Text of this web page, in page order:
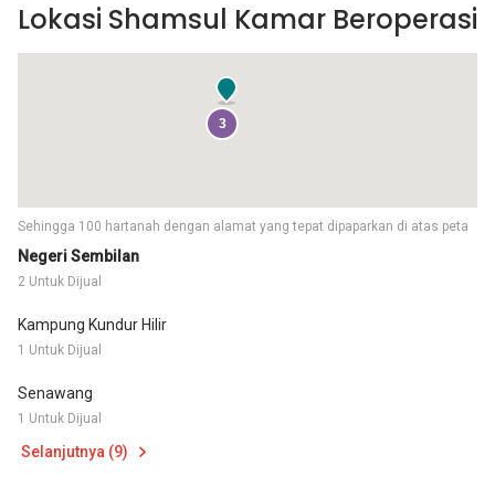
Negeri Sembilan
2 Untuk Dijual
Kampung Kundur Hilir
1 Untuk Dijual
Senawang
1 Untuk Dijual
Selanjutnya (9)
Sehingga 100 hartanah dengan alamat yang tepat dipaparkan di atas peta
3
Lokasi Shamsul Kamar Beroperasi